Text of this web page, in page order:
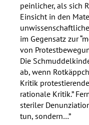
peinlicher, als sich
Einsicht in den
im Gegensatz zur
von
Die
ab, wenn
Kritik
rationale Kritik.”
steriler
tun, sondern…”